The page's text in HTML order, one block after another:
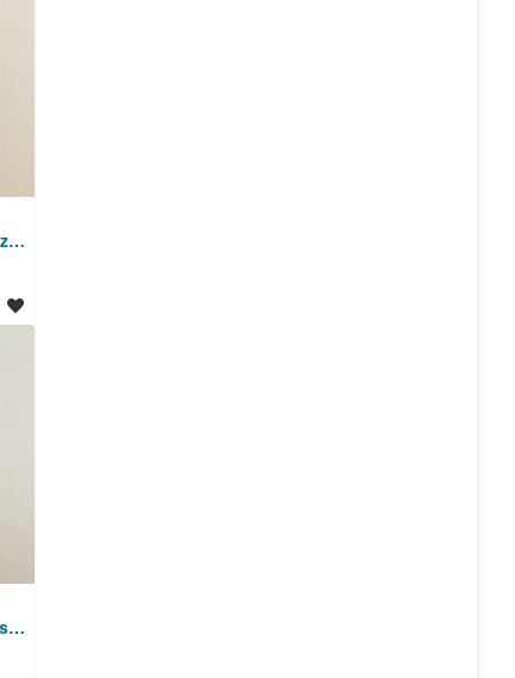
Mura moška črtasta srajca z dolgimi rokavi (40)
Charles Vögele moška črtasta srajca z dolgimi rokavi (39/40)